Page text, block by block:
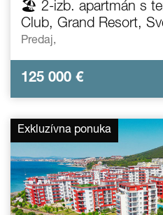
🏖️ 2-izb. apartmán s
Club, Grand Resort,
Predaj,
125 000 €
Exkluzívna ponuka